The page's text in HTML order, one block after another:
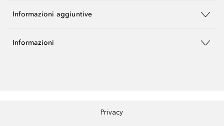
Informazioni aggiuntive
Informazioni
Privacy